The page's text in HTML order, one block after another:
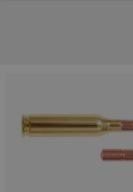
NOS PRINCIPALES MARQUES